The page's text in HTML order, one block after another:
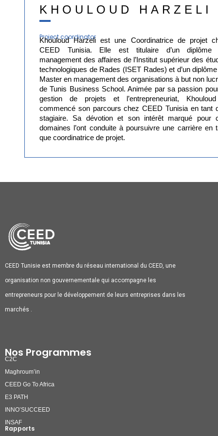
KHOULOUD HARZELI
Project coordinator
Khouloud Harzeli est une Coordinatrice de projet
CEED Tunisia. Elle est titulaire d’un diplôme
management des affaires de l’Institut supérieur des
technologiques de Rades (ISET Rades) et d’un
Master en management des organisations à but non
de Tunis Business School. Animée par sa passion
gestion de projets et l’entrepreneuriat,
commencé son parcours chez CEED Tunisia en tant
stagiaire. Sa dévotion et son intérêt marqué pour
domaines l’ont conduite à poursuivre une carrière en
que coordinatrice de projet.
CEED Tunisie est membre du réseau international du CEED, une
organisation non gouvernementale qui accompagne les
entrepreneurs pour le développement de leurs entreprises dans les
marchés .
Nos Programmes
C2C
Maghroum’in
CEED Go To Africa
E3 PATH
INNO’SUCCEED
INSAF
Rapports